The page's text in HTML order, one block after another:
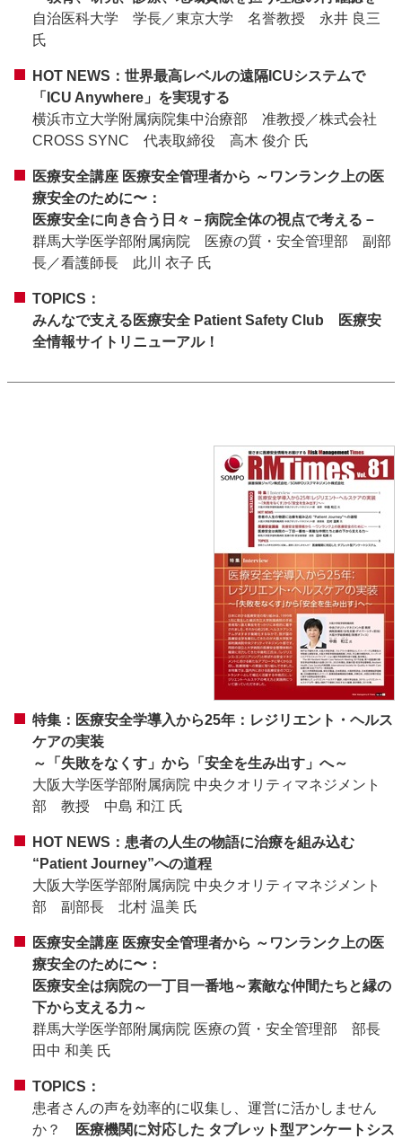
自治医科大学 学長／東京大学 名誉教授 永井 良三
氏
HOT NEWS：世界最高レベルの遠隔ICUシステムで
「ICU Anywhere」を実現する
横浜市立大学附属病院集中治療部 准教授／株式会社
CROSS SYNC 代表取締役 高木 俊介 氏
医療安全講座 医療安全管理者から ～ワンランク上の医
療安全のために〜：
医療安全に向き合う日々－病院全体の視点で考える－
群馬大学医学部附属病院 医療の質・安全管理部 副部
長／看護師長 此川 衣子 氏
TOPICS：
みんなで支える医療安全 Patient Safety Club 医療安
全情報サイトリニューアル！
特集：医療安全学導入から25年：レジリエント・ヘルス
ケアの実装
～「失敗をなくす」から「安全を生み出す」へ～
大阪大学医学部附属病院 中央クオリティマネジメント
部 教授 中島 和江 氏
HOT NEWS：患者の人生の物語に治療を組み込む
“Patient Journey”への道程
大阪大学医学部附属病院 中央クオリティマネジメント
部 副部長 北村 温美 氏
医療安全講座 医療安全管理者から ～ワンランク上の医
療安全のために〜：
医療安全は病院の一丁目一番地～素敵な仲間たちと縁の
下から支える力～
群馬大学医学部附属病院 医療の質・安全管理部 部長
田中 和美 氏
TOPICS：
患者さんの声を効率的に収集し、運営に活かしません
か？
医療機関に対応した タブレット型アンケートシス